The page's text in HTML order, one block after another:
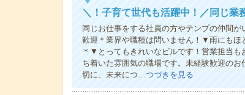
＼！子育て世代も活躍中！／同じ業
同じお仕事をする社員の方やテンプの仲間
歓迎＊業界や職種は問いません！▼雨にもほ
＊▼とってもきれいなビルです！営業担当
ち着いた雰囲気の職場です。未経験歓迎の
切に、未来につ…つづきを見る